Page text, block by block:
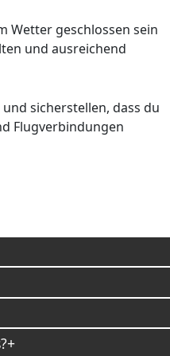
Wetter geschlossen sein
und ausreichend
sicherstellen, dass du
Flugverbindungen